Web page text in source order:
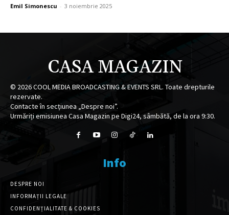
Emil Simonescu - 3 noiembrie 2025
CASA MAGAZIN
© 2026COOL MEDIA BROADCASTING & EVENTS SRL. Toate drepturile
rezervate.
Contacte în secțiunea „Despre noi”.
Urmăriți emisiunea Casa Magazin pe Digi24, sâmbătă, de la ora 9:30.
Info
DESPRE NOI
INFORMAȚII LEGALE
CONFIDENȚIALITATE & COOKIES